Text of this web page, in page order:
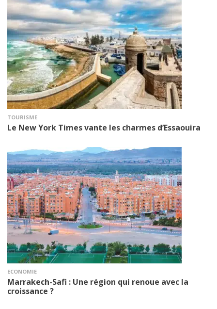
TOURISME
Le New York Times vante les charmes d’Essaouira
ECONOMIE
Marrakech-Safi : Une région qui renoue avec la
croissance ?